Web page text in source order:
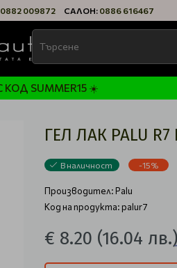
0882 009872 САЛОН: 0886 616467
КОД SUMMER15 ☀️
ГЕЛ ЛАК PALU R7
В наличност -15%
Производител:Palu
Код на продукта: palur7
€ 8.20 (16.04 лв.)